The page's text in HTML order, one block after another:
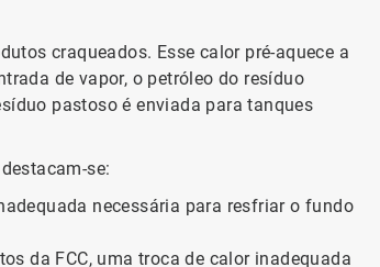
craqueados. Esse calor pré-aquece a
de vapor, o petróleo do resíduo
pastoso é enviada para tanques
se:
necessária para resfriar o fundo
da FCC, uma troca de calor inadequada